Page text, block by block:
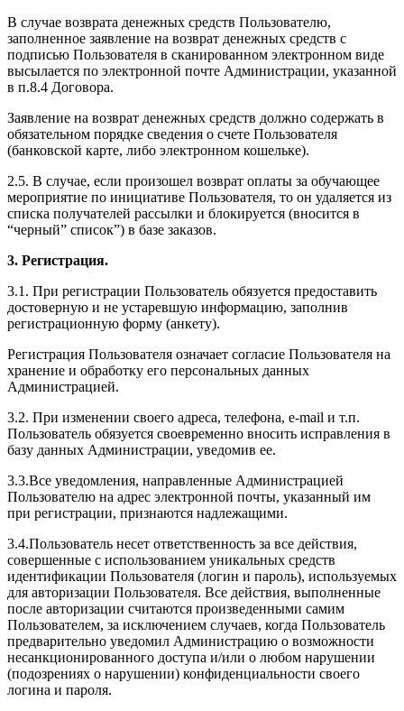
В случае возврата денежных средств Пользователю,
заполненное заявление на возврат денежных средств с
подписью Пользователя в сканированном электронном виде
высылается по электронной почте Администрации, указанной
в п.8.4 Договора.
Заявление на возврат денежных средств должно содержать в
обязательном порядке сведения о счете Пользователя
(банковской карте, либо электронном кошельке).
2.5. В случае, если произошел возврат оплаты за обучающее
мероприятие по инициативе Пользователя, то он удаляется из
списка получателей рассылки и блокируется (вносится в
“черный” список”) в базе заказов.
3. Регистрация.
3.1. При регистрации Пользователь обязуется предоставить
достоверную и не устаревшую информацию, заполнив
регистрационную форму (анкету).
Регистрация Пользователя означает согласие Пользователя на
хранение и обработку его персональных данных
Администрацией.
3.2. При изменении своего адреса, телефона, e-mail и т.п.
Пользователь обязуется своевременно вносить исправления в
базу данных Администрации, уведомив ее.
3.3.Все уведомления, направленные Администрацией
Пользователю на адрес электронной почты, указанный им
при регистрации, признаются надлежащими.
3.4.Пользователь несет ответственность за все действия,
совершенные с использованием уникальных средств
идентификации Пользователя (логин и пароль), используемых
для авторизации Пользователя. Все действия, выполненные
после авторизации считаются произведенными самим
Пользователем, за исключением случаев, когда Пользователь
предварительно уведомил Администрацию о возможности
несанкционированного доступа и/или о любом нарушении
(подозрениях о нарушении) конфиденциальности своего
логина и пароля.